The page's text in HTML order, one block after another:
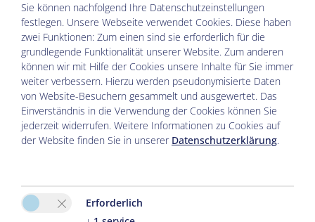
das „Sonnendeck“ mit Schlafzimmer und der
großzügigen Dachterrasse mit 20 m². Im
Schlafzimmer sorgen das bequeme Eichenbett
180 x200 cm mit Bettbank für traumhaften
Schlaf. Die Bettwäsche, sowie Sommer und
Winterbetten sind inklusive. Der geräumige
Kleiderschrank, die Massivholzkommode,
sowie 2 stumme Diener sorgen für Stauraum
auch in der kalten Jahreszeit. Der Ausblick
Richtung Westen in die Natur und auf die
E-Mail:info@strandhaus-zierow.de
Einstellungen die Option "Funktionalität"
Sie können nachfolgend Ihre Datenschutzeinstellungen
festlegen. Unsere Webseite verwendet Cookies. Diese haben
zwei Funktionen: Zum einen sind sie erforderlich für die
grundlegende Funktionalität unserer Website. Zum anderen
können wir mit Hilfe der Cookies unsere Inhalte für Sie immer
weiter verbessern. Hierzu werden pseudonymisierte Daten
von Website-Besuchern gesammelt und ausgewertet. Das
Einverständnis in die Verwendung der Cookies können Sie
jederzeit widerrufen. Weitere Informationen zu Cookies auf
der Website finden Sie in unserer Datenschutzerklärung.
Erforderlich